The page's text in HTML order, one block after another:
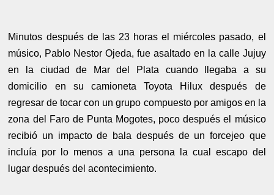
Minutos después de las 23 horas el miércoles pasado, el
músico, Pablo Nestor Ojeda, fue asaltado en la calle Jujuy
en la ciudad de Mar del Plata cuando llegaba a su
domicilio en su camioneta Toyota Hilux después de
regresar de tocar con un grupo compuesto por amigos en la
zona del Faro de Punta Mogotes, poco después el músico
recibió un impacto de bala después de un forcejeo que
incluía por lo menos a una persona la cual escapo del
lugar después del acontecimiento.